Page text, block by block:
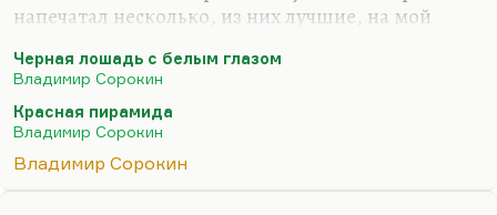
напечатал несколько, из них лучшие, на мой
(это, по-моему, просто гениальный рассказ) и
«Красная пирамида» рассказ неплохой.
Но все остальные пишут романы. Вот прекрасные
рассказы в 90-е были у Лео Каганова — сейчас он
Черная лошадь с белым глазом
Владимир Сорокин
Красная пирамида
Владимир Сорокин
Владимир Сорокин